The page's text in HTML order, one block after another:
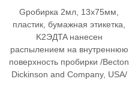
Gробирка 2мл, 13x75мм,
пластик, бумажная этикетка,
K2ЭДTA нанесен
распылением на внутреннюю
поверхность пробирки /Becton
Dickinson and Company, USA/